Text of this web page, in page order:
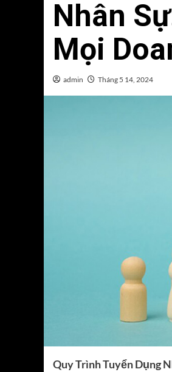
Nhân
Mọi
admin Tháng 5 14, 2024
Quy Trình Tuyển Dụng